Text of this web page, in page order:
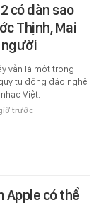
có dàn sao
Thịnh, Mai
người
vẫn là một trong
tụ đông đảo nghệ
Việt.
trước
Apple có thể